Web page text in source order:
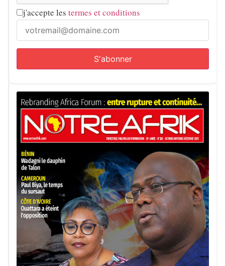
j'accepte les termes et conditions